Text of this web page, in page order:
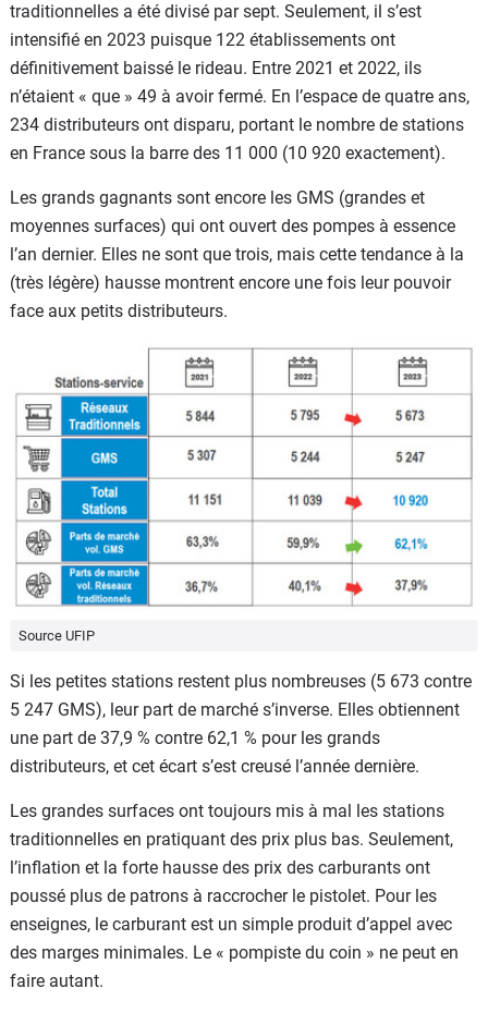
traditionnelles a été divisé par sept. Seulement, il s’est
intensifié en 2023 puisque 122 établissements ont
définitivement baissé le rideau. Entre 2021 et 2022, ils
n’étaient « que » 49 à avoir fermé. En l’espace de quatre ans,
234 distributeurs ont disparu, portant le nombre de stations
en France sous la barre des 11 000 (10 920 exactement).
Les grands gagnants sont encore les GMS (grandes et
moyennes surfaces) qui ont ouvert des pompes à essence
l’an dernier. Elles ne sont que trois, mais cette tendance à la
(très légère) hausse montrent encore une fois leur pouvoir
face aux petits distributeurs.
Source UFIP
Si les petites stations restent plus nombreuses (5 673 contre
5 247 GMS), leur part de marché s’inverse. Elles obtiennent
une part de 37,9 % contre 62,1 % pour les grands
distributeurs, et cet écart s’est creusé l’année dernière.
Les grandes surfaces ont toujours mis à mal les stations
traditionnelles en pratiquant des prix plus bas. Seulement,
l’inflation et la forte hausse des prix des carburants ont
poussé plus de patrons à raccrocher le pistolet. Pour les
enseignes, le carburant est un simple produit d’appel avec
des marges minimales. Le « pompiste du coin » ne peut en
faire autant.